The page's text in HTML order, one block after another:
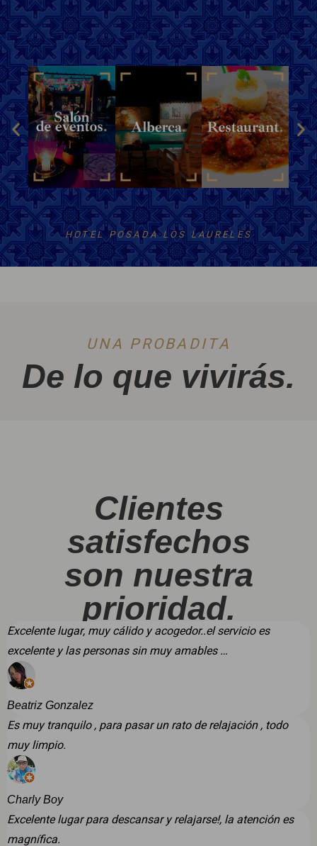
HOTEL POSADA LOS LAURELES
UNA PROBADITA
De lo que vivirás.
Clientes
satisfechos
son nuestra
prioridad.
Excelente lugar, muy cálido y acogedor..el servicio es
excelente y las personas sin muy amables …
Beatriz Gonzalez
Es muy tranquilo , para pasar un rato de relajación , todo
muy limpio.
Charly Boy
Excelente lugar para descansar y relajarse!, la atención es
magnífica.